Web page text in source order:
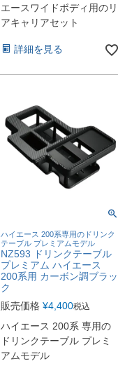
エースワイドボディ用のリ
アキャリアセット
詳細を見る
ハイエース 200系専用のドリンク
テーブル プレミアムモデル
NZ593 ドリンクテーブル
プレミアム ハイエース
200系用 カーボン調ブラッ
ク
販売価格 ¥4,400税込
ハイエース 200系 専用の
ドリンクテーブル プレミ
アムモデル